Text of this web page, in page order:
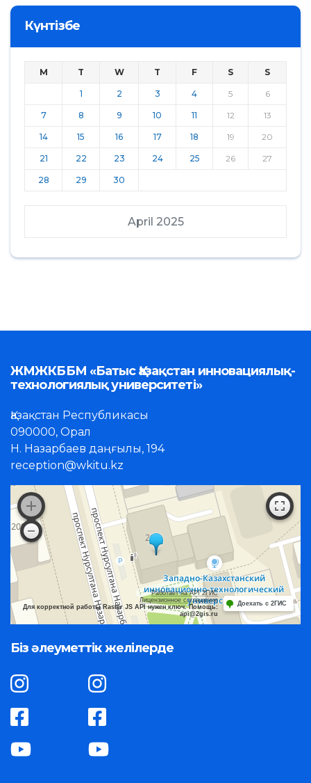
Күнтізбе
April 2025
M T W T F S S
1 2 3 4 5 6
7 8 9 10 11 12 13
14 15 16 17 18 19 20
21 22 23 24 25 26 27
28 29 30
ЖМЖКББМ «Батыс Қазақстан инновациялық-
технологиялық университеті»
Қазақстан Республикасы
090000, Орал
Н. Назарбаев даңғылы, 194
reception@wkitu.kz
Работает на API 2ГИС
Лицензионное соглашение
Для корректной работы Raster JS API нужен ключ. Помощь:
api@2gis.ru
Доехать с 2ГИС
Біз әлеуметтік желілерде